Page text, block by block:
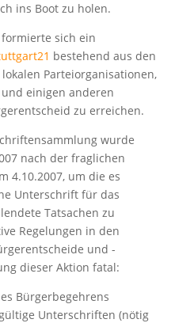
ins Boot zu holen.
sich ein
bestehend aus den
Parteiorganisationen,
einigen anderen
zu erreichen.
wurde
nach der fraglichen
4.10.2007, um die es
Unterschrift für das
Tatsachen zu
Regelungen in den
und -
dieser Aktion fatal:
Bürgerbegehrens
Unterschriften (nötig